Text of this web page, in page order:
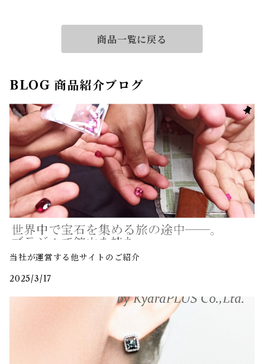
商品一覧に戻る
BLOG 商品紹介ブログ
当社が運営する他サイトのご紹介
2025/3/17